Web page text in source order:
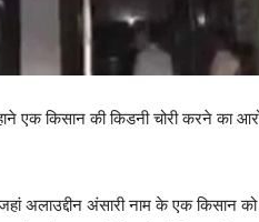
एक किसान की किडनी चोरी करने का
अलाउद्दीन अंसारी नाम के एक किसान